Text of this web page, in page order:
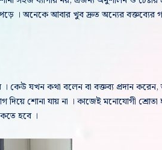
। অনেকে আবার খুব দ্রুত অন্যের বক্তব্যের
কেউ যখন কথা বলেন বা বক্তব্য প্রদান
শোনা যায় না । কাজেই মনোযোগী
হবে ।